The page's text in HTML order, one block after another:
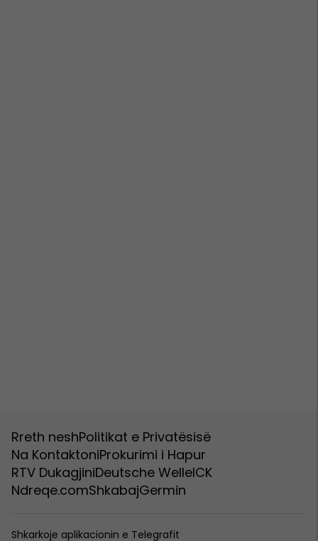
Rreth neshPolitikat e Privatësisë
Na KontaktoniProkurimi i Hapur
RTV DukagjiniDeutsche WelleICK
Ndreqe.comShkabajGermin
Shkarkoje aplikacionin e Telegrafit